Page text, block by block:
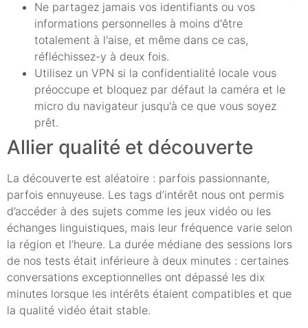
Ne partagez jamais vos identifiants ou vos
informations personnelles à moins d'être
totalement à l'aise, et même dans ce cas,
réfléchissez-y à deux fois.
Utilisez un VPN si la confidentialité locale vous
préoccupe et bloquez par défaut la caméra et le
micro du navigateur jusqu'à ce que vous soyez
prêt.
Allier qualité et découverte
La découverte est aléatoire : parfois passionnante,
parfois ennuyeuse. Les tags d’intérêt nous ont permis
d’accéder à des sujets comme les jeux vidéo ou les
échanges linguistiques, mais leur fréquence varie selon
la région et l’heure. La durée médiane des sessions lors
de nos tests était inférieure à deux minutes : certaines
conversations exceptionnelles ont dépassé les dix
minutes lorsque les intérêts étaient compatibles et que
la qualité vidéo était stable.